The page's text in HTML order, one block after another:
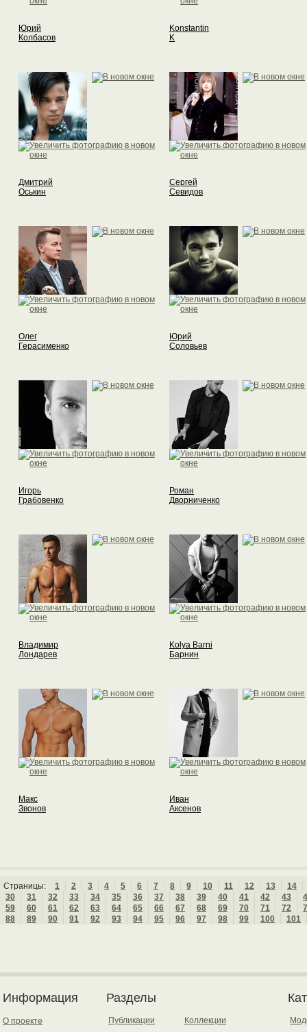
Юрий
Колбасов
Konstantin
K
Дмитрий
Оськин
Сергей
Севидов
Олег
Герасименко
Юрий
Соловьев
Игорь
Грабовенко
Роман
Дворниченко
Владимир
Лондарев
Kolya Barni
Барнин
Макс
Звонов
Иван
Аксенов
Страницы: 1 2 3 4 5 6 7 8 9 10 11 12 13
14
30
31 32 33 34 35 36 37 38 39 40 41 42 43
59
60 61 62 63 64 65 66 67 68 69 70 71 72
88
89 90 91 92 93 94 95 96 97 98 99 100 101
Информация
О проекте
Разделы
Публикации
Коллекции